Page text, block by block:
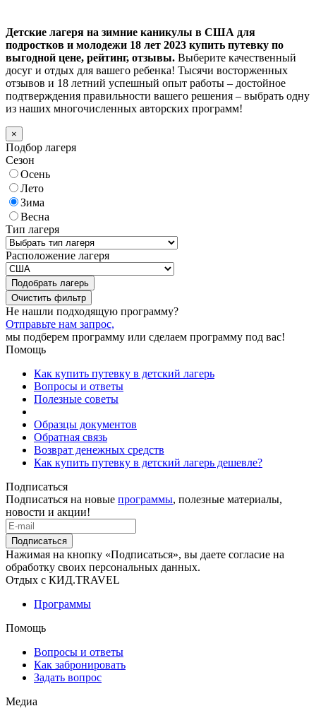
Детские лагеря на зимние каникулы в США для
подростков и молодежи 18 лет 2023 купить путевку по
выгодной цене, рейтинг, отзывы. Выберите качественный
досуг и отдых для вашего ребенка! Тысячи восторженных
отзывов и 18 летний успешный опыт работы – достойное
подтверждения правильности вашего решения – выбрать одну
из наших многочисленных авторских программ!
×
Подбор лагеря
Сезон
Осень
Лето
Зима
Весна
Тип лагеря
Расположение лагеря
Подобрать лагерь
Не нашли подходящую программу?
Отправьте нам запрос,
мы подберем программу или сделаем программу под вас!
Помощь
Как купить путевку в детский лагерь
Вопросы и ответы
Полезные советы
Образцы документов
Обратная связь
Возврат денежных средств
Как купить путевку в детский лагерь дешевле?
Подписаться
Подписаться на новые программы, полезные материалы,
новости и акции!
Подписаться
Нажимая на кнопку «Подписаться», вы даете согласие на
обработку своих персональных данных.
Отдых с КИД.TRAVEL
Программы
Помощь
Вопросы и ответы
Как забронировать
Задать вопрос
Медиа